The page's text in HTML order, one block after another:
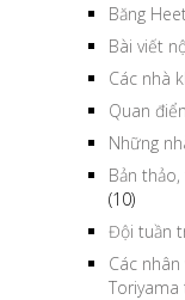
Băng
Bài viết
Các nhà
Quan
Những
Bản
(10)
Đội tuần
Các
Toriyama